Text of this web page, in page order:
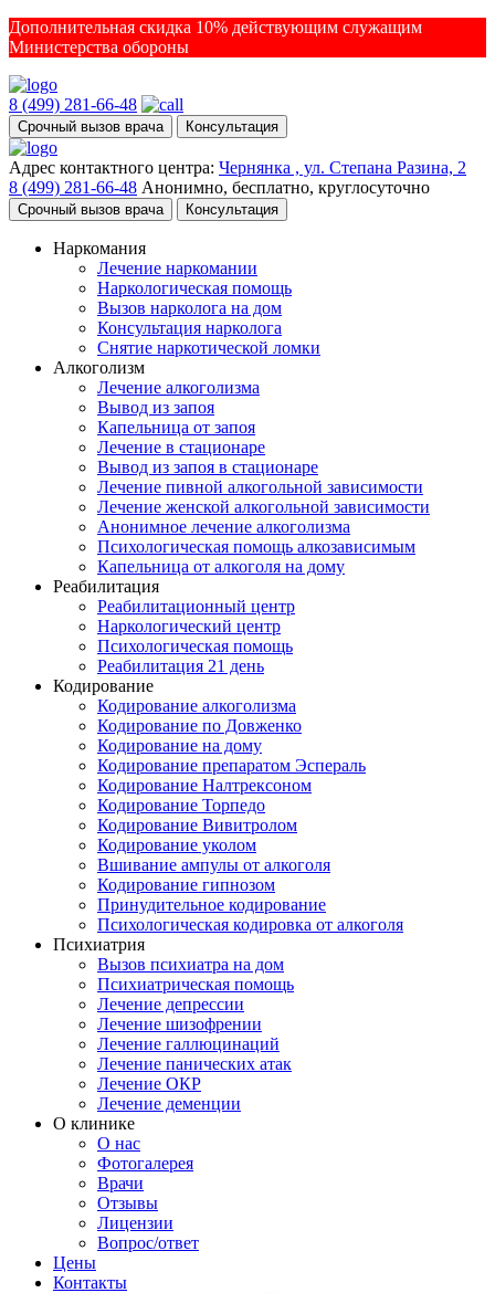
Дополнительная скидка 10% действующим служащим
Министерства обороны
8 (499) 281-66-48
Срочный вызов врача Консультация
Адрес контактного центра: Чернянка , ул. Степана Разина, 2
8 (499) 281-66-48 Анонимно, бесплатно, круглосуточно
Срочный вызов врача Консультация
Наркомания
Лечение наркомании
Наркологическая помощь
Вызов нарколога на дом
Консультация нарколога
Снятие наркотической ломки
Алкоголизм
Лечение алкоголизма
Вывод из запоя
Капельница от запоя
Лечение в стационаре
Вывод из запоя в стационаре
Лечение пивной алкогольной зависимости
Лечение женской алкогольной зависимости
Анонимное лечение алкоголизма
Психологическая помощь алкозависимым
Капельница от алкоголя на дому
Реабилитация
Реабилитационный центр
Наркологический центр
Психологическая помощь
Реабилитация 21 день
Кодирование
Кодирование алкоголизма
Кодирование по Довженко
Кодирование на дому
Кодирование препаратом Эспераль
Кодирование Налтрексоном
Кодирование Торпедо
Кодирование Вивитролом
Кодирование уколом
Вшивание ампулы от алкоголя
Кодирование гипнозом
Принудительное кодирование
Психологическая кодировка от алкоголя
Психиатрия
Вызов психиатра на дом
Психиатрическая помощь
Лечение депрессии
Лечение шизофрении
Лечение галлюцинаций
Лечение панических атак
Лечение ОКР
Лечение деменции
О клинике
О нас
Фотогалерея
Врачи
Отзывы
Лицензии
Вопрос/ответ
Цены
Контакты